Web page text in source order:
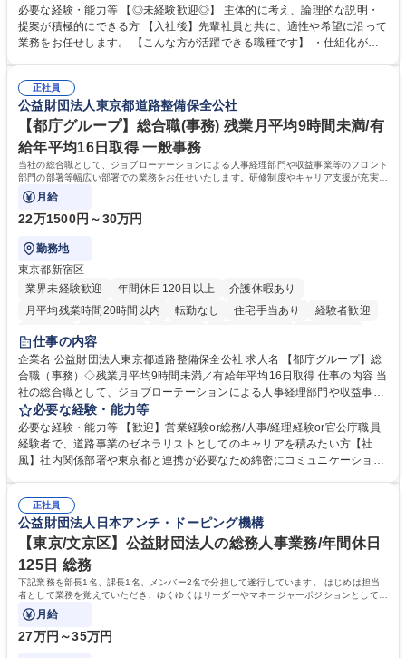
や成長に貢献している部署です。 会社の全メンバーが安心して長く成果を
発揮できる環境を整えるために、毎日のメンテナンスや維持管理に加え、
新たな施策検討を積極的に行っていただき、会社全体を巻き込み課題解決
幅広い業務の体得が可能で、多様なキャリアパスを描くことも可能です。
募集職種 【総務】未経験歓迎◎/リモート可/世界で唯一の事業/福利厚生◎/
再雇用有
必要な経験・能力等 【◎未経験歓迎◎】 主体的に考え、論理的な説明・
提案が積極的にできる方 【入社後】先輩社員と共に、適性や希望に沿って
業務をお任せします。 【こんな方が活躍できる職種です】 ・仕組化が好
対処できる・新しいことに興味関心がある 【魅力】■自己啓発支援：資格
取得や通信教育など費用の80%（年間25万円まで）を補助 ■住宅手当：家
賃の50%（月額7万円まで）を補助 学歴・資格 学歴：大学院 大学 語学
力： 資格：
正社員
公益財団法人東京都道路整備保全公社
【都庁グループ】総合職(事務) 残業月平均9時間未満/有
給年平均16日取得 一般事務
当社の総合職として、ジョブローテーションによる人事経理部門や収益事業等のフロント
部門の部署等幅広い部署での業務をお任せいたします。研修制度やキャリア支援が充実し
ております！ ※下記業務詳細
月給
22万1500円～30万円
勤務地
東京都新宿区
業界未経験歓迎
年間休日120日以上
介護休暇あり
月平均残業時間20時間以内
転勤なし 住宅手当あり
経験者歓迎
研修あり
退職金あり
駅近5分以内
資格取得手当あり 食事補助あり
仕事の内容
企業名 公益財団法人東京都道路整備保全公社 求人名 【都庁グループ】総
合職（事務）◇残業月平均9時間未満／有給年平均16日取得 仕事の内容 当
社の総合職として、ジョブローテーションによる人事経理部門や収益事業
等のフロント部門の部署等幅広い部署での業務をお任せいたします。研修
制度やキャリア支援が充実しております！ ※下記業務詳細 【業務詳細】■
管理部門：広報、人事、経理など当公社の運営に係る管理業務 ■収益部
門：駐車場の新規開拓、管理運営、新宿駅西口広場の「イベントコーナ
道路施設や道路工事現場の見学ツアー事業 ※入社後は上記いずれかの部門
へ配属。※業務内容変更の範囲：会社の定める業務 募集職種 【都庁グル
ープ】総合職（事務）◇残業月平均9時間未満／有給年平均16日取得
必要な経験・能力等
必要な経験・能力等 【歓迎】営業経験or総務/人事/経理経験or官公庁職員
経験者で、道路事業のゼネラリストとしてのキャリアを積みたい方【社
風】社内関係部署や東京都と連携が必要なため綿密にコミュニケーション
部門など多岐に渡る業務を経験できます。 ■様々なプロジェクト：駐車場
事業の他、新宿駅西口広場内に設置された照明を兼ねた広告「ブライトサ
イン」の管理運営を行うなど、事業収益を生み出す活動を積極的に行って
います。 学歴・資格 学歴：大学院 大学 高専 短大 専修学校 高校 語学力：
資格：
正社員
公益財団法人日本アンチ・ドーピング機構
【東京/文京区】公益財団法人の総務人事業務/年間休日
125日 総務
下記業務を部長1名、課長1名、メンバー2名で分担して遂行しています。 はじめは担当
者として業務を覚えていただき、ゆくゆくはリーダーやマネージャーポジションとして活
躍いただくことを期待しています。
月給
27万円～35万円